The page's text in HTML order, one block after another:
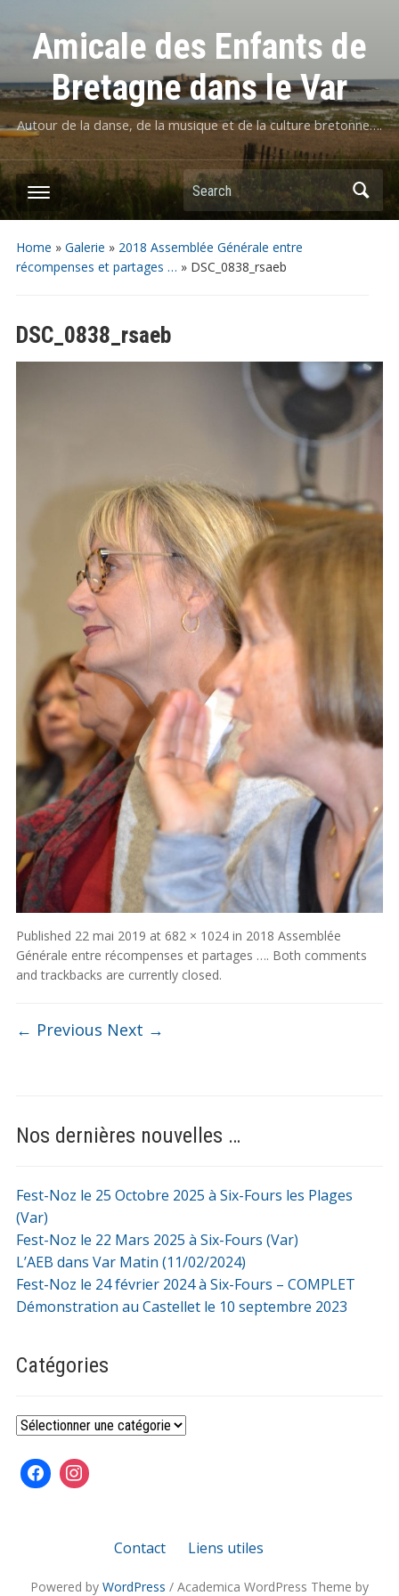
Amicale des Enfants de
Bretagne dans le Var
Autour de la danse, de la musique et de la culture bretonne….
Home » Galerie » 2018 Assemblée Générale entre
récompenses et partages … » DSC_0838_rsaeb
DSC_0838_rsaeb
Published 22 mai 2019 at 682 × 1024in 2018 Assemblée
Générale entre récompenses et partages …. Both comments
and trackbacks are currently closed.
← Previous Next →
Nos dernières nouvelles …
Fest-Noz le 25 Octobre 2025 à Six-Fours les Plages
(Var)
Fest-Noz le 22 Mars 2025 à Six-Fours (Var)
L’AEB dans Var Matin (11/02/2024)
Fest-Noz le 24 février 2024 à Six-Fours – COMPLET
Démonstration au Castellet le 10 septembre 2023
Catégories
Catégories
Contact Liens utiles
Powered by WordPress / Academica WordPress Theme by